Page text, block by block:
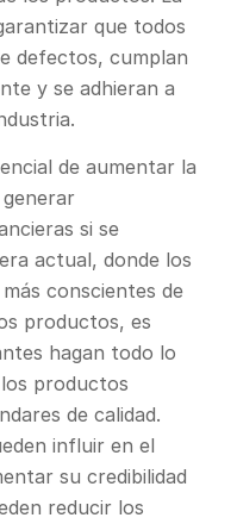
que todos
defectos, cumplan
y se adhieran a
de aumentar la
si se
actual, donde los
conscientes de
productos, es
hagan todo lo
productos
de calidad.
influir en el
su credibilidad
reducir los